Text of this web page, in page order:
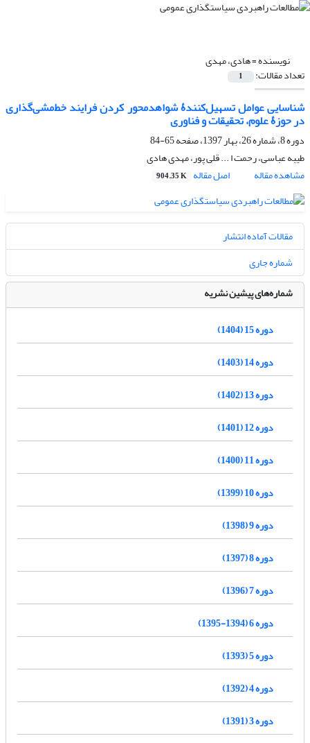
نویسنده =هادی، مهدی
تعداد مقالات: 1
شناسایی عوامل تسهیل‌کنندۀ شواهدمحور کردن فرایند خط‌مشی‌گذاری
در حوزۀ علوم، تحقیقات و فناوری
دوره 8، شماره 26، بهار 1397، صفحه
65-84
طیبه عباسی، رحمت ا ... قلی پور، مهدی هادی
مشاهده مقاله
اصل مقاله 904.35 K
مقالات آماده انتشار
شماره جاری
شماره‌های پیشین نشریه
دوره 15 (1404)
دوره 14 (1403)
دوره 13 (1402)
دوره 12 (1401)
دوره 11 (1400)
دوره 10 (1399)
دوره 9 (1398)
دوره 8 (1397)
دوره 7 (1396)
دوره 6 (1394-1395)
دوره 5 (1393)
دوره 4 (1392)
دوره 3 (1391)